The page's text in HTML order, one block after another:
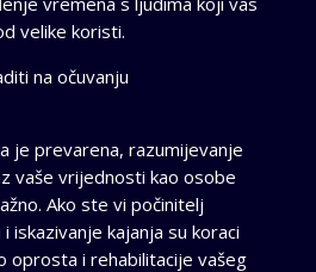
velike koristi.
na očuvanju
je prevarena, razumijevanje
vaše vrijednosti kao osobe
Ako ste vi počinitelj
iskazivanje kajanja su koraci
oprosta i rehabilitacije vašeg